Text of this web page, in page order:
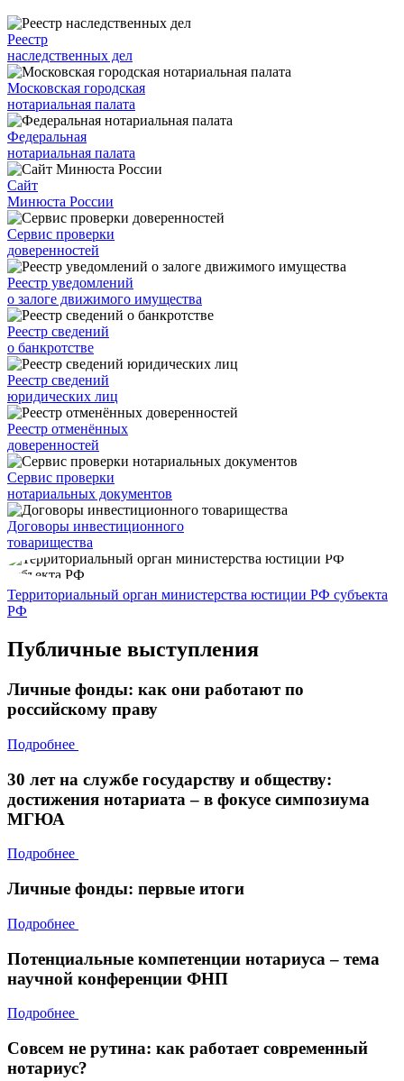
Реестр
наследственных дел
Московская городская
нотариальная палата
Федеральная
нотариальная палата
Сайт
Минюста России
Сервис проверки
доверенностей
Реестр уведомлений
о залоге движимого имущества
Реестр сведений
о банкротстве
Реестр сведений
юридических лиц
Реестр отменённых
доверенностей
Сервис проверки
нотариальных документов
Договоры инвестиционного
товарищества
Территориальный орган министерства юстиции РФ субъекта
РФ
Публичные выступления
Личные фонды: как они работают по
российскому праву
Подробнее
30 лет на службе государству и обществу:
достижения нотариата – в фокусе симпозиума
МГЮА
Подробнее
Личные фонды: первые итоги
Подробнее
Потенциальные компетенции нотариуса – тема
научной конференции ФНП
Подробнее
Совсем не рутина: как работает современный
нотариус?